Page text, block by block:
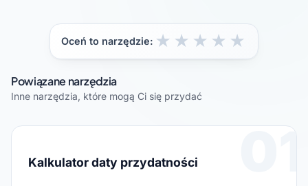
final sizing, verify with a detailed
heat-loss calculation.
Oceń to narzędzie: ★
★
★
★
★
Powiązane narzędzia
Inne narzędzia, które mogą Ci się przydać
01
Kalkulator daty przydatności